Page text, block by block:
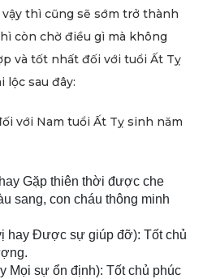
thì cũng sẽ sớm trở thành
còn chờ điều gì mà không
và tốt nhất đối với tuổi Ất Tỵ
lộc sau đây:
với Nam tuổi Ất Tỵ sinh năm
Gặp thiên thời được che
sang, con cháu thông minh
hay Được sự giúp đỡ): Tốt chủ
Mọi sự ổn định): Tốt chủ phúc